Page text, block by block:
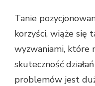
Tanie
korzyści, wiąże się
wyzwaniami, które
skuteczność
problemów jest